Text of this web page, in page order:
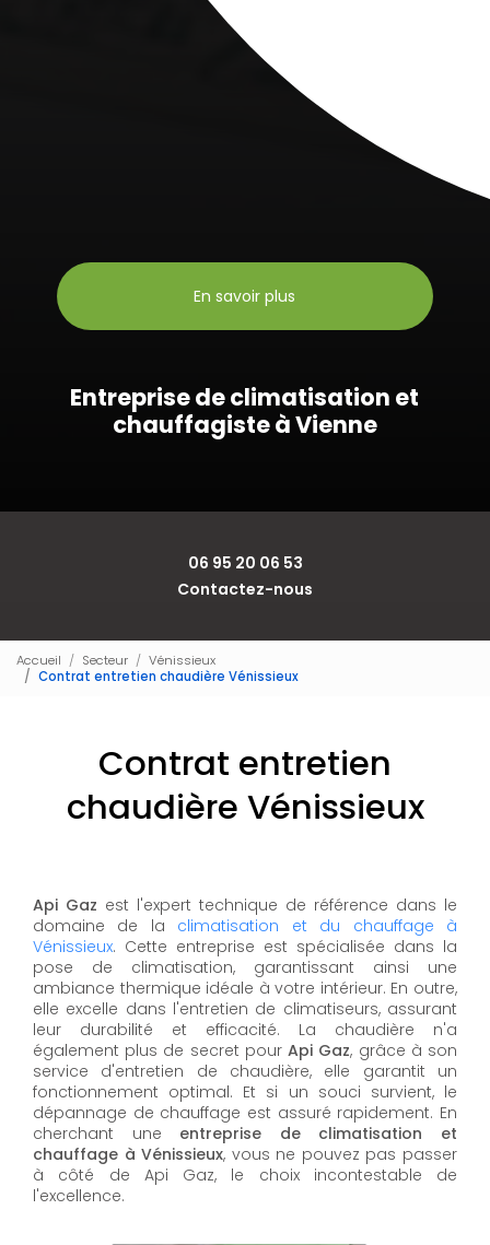
En savoir plus
Entreprise de climatisation et
chauffagiste à Vienne
06 95 20 06 53
Contactez-nous
Accueil Secteur
Vénissieux
Contrat entretien chaudière Vénissieux
Contrat entretien
chaudière Vénissieux
Api Gaz est l'expert technique de référence dans le
domaine de la climatisation et du chauffage à
Vénissieux. Cette entreprise est spécialisée dans la
pose de climatisation, garantissant ainsi une
ambiance thermique idéale à votre intérieur. En outre,
elle excelle dans l'entretien de climatiseurs, assurant
leur durabilité et efficacité. La chaudière n'a
également plus de secret pourApi Gaz, grâce à son
service d'entretien de chaudière, elle garantit un
fonctionnement optimal. Et si un souci survient, le
dépannage de chauffage est assuré rapidement. En
cherchant une entreprise de climatisation et
chauffage à Vénissieux, vous ne pouvez pas passer
à côté de Api Gaz, le choix incontestable de
l'excellence.